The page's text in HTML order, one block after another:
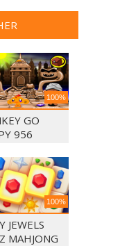
100%
GO
956
100%
JEWELS
MAHJONG